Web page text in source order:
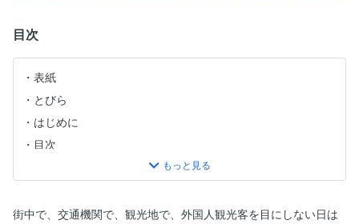
目次
表紙
とびら
はじめに
目次
１章 伝わりやすい道・交通案内
３章 好感度アップの自己紹介
街中で、交通機関で、観光地で、外国人観光客を目にしない日は